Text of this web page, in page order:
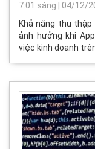
7:01 sáng
04/12/
Khả năng thu
ảnh hưởng khi
việc kinh doanh